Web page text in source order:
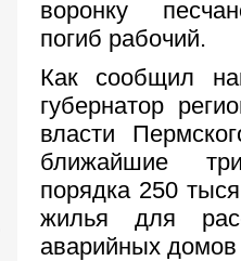
воронку
погиб рабочий.
Как сообщил
губернатор
власти
ближайшие
порядка 250
жилья для
аварийных домов